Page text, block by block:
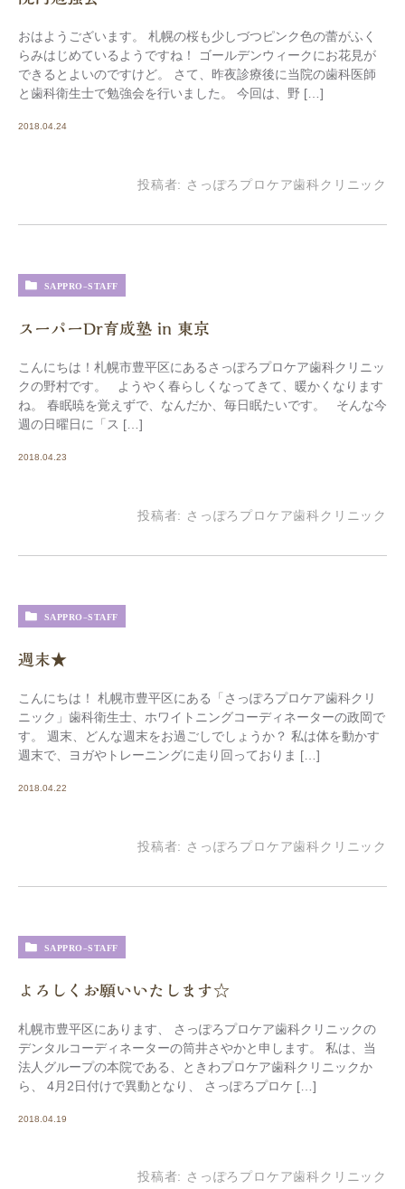
おはようございます。 札幌の桜も少しづつピンク色の蕾がふく
らみはじめているようですね！ ゴールデンウィークにお花見が
できるとよいのですけど。 さて、昨夜診療後に当院の歯科医師
と歯科衛生士で勉強会を行いました。 今回は、野 […]
2018.04.24
投稿者: さっぽろプロケア歯科クリニック
SAPPRO-STAFF
スーパーDr育成塾 in 東京
こんにちは！札幌市豊平区にあるさっぽろプロケア歯科クリニッ
クの野村です。 ようやく春らしくなってきて、暖かくなります
ね。 春眠暁を覚えずで、なんだか、毎日眠たいです。 そんな今
週の日曜日に「ス […]
2018.04.23
投稿者: さっぽろプロケア歯科クリニック
SAPPRO-STAFF
週末★
こんにちは！ 札幌市豊平区にある「さっぽろプロケア歯科クリ
ニック」歯科衛生士、ホワイトニングコーディネーターの政岡で
す。 週末、どんな週末をお過ごしでしょうか？ 私は体を動かす
週末で、ヨガやトレーニングに走り回っておりま […]
2018.04.22
投稿者: さっぽろプロケア歯科クリニック
SAPPRO-STAFF
よろしくお願いいたします☆
札幌市豊平区にあります、 さっぽろプロケア歯科クリニックの
デンタルコーディネーターの筒井さやかと申します。 私は、当
法人グループの本院である、ときわプロケア歯科クリニックか
ら、 4月2日付けで異動となり、 さっぽろプロケ […]
2018.04.19
投稿者: さっぽろプロケア歯科クリニック